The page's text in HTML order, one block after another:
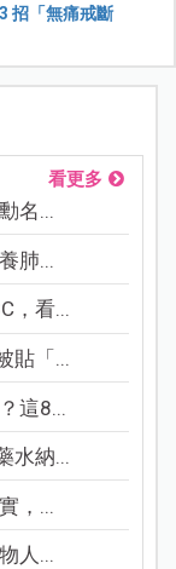
招「無痛戒斷
看更多
名...
肺...
，看...
貼「...
這8...
水納...
，...
人...